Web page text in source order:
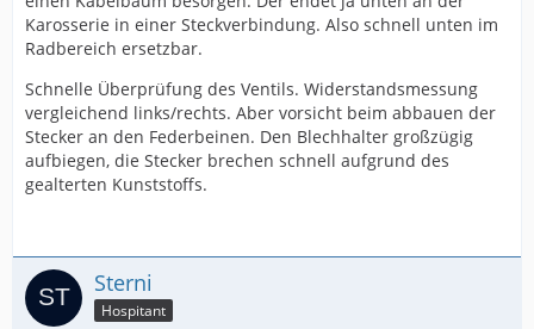
Karosserie in einer Steckverbindung. Also schnell unten im
Radbereich ersetzbar.
Schnelle Überprüfung des Ventils. Widerstandsmessung
vergleichend links/rechts. Aber vorsicht beim abbauen der
Stecker an den Federbeinen. Den Blechhalter großzügig
aufbiegen, die Stecker brechen schnell aufgrund des
gealterten Kunststoffs.
Sterni
Hospitant